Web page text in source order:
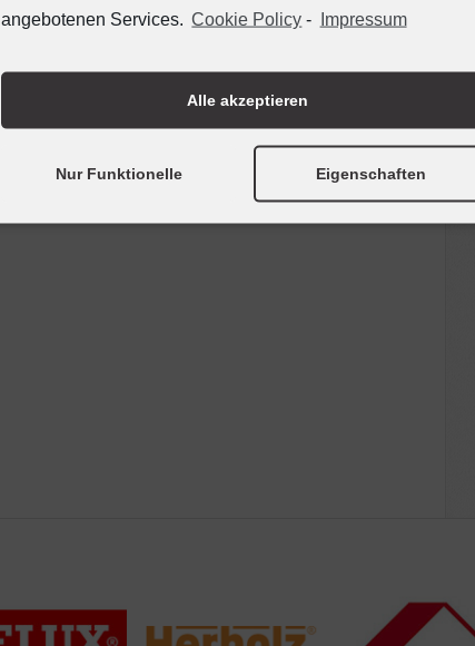
angebotenen Services. Cookie Policy - Impressum
Alle akzeptieren
Nur Funktionelle Eigenschaften